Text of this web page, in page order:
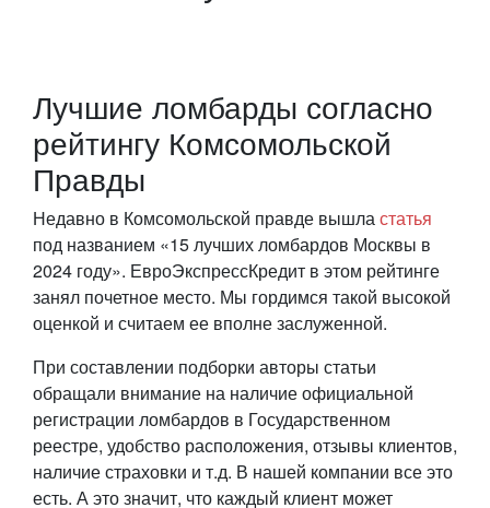
Лучшие ломбарды согласно
рейтингу Комсомольской
Правды
Недавно в Комсомольской правде вышластатья
под названием «15 лучших ломбардов Москвы в
2024 году». ЕвроЭкспрессКредит в этом рейтинге
занял почетное место. Мы гордимся такой высокой
оценкой и считаем ее вполне заслуженной.
При составлении подборки авторы статьи
обращали внимание на наличие официальной
регистрации ломбардов в Государственном
реестре, удобство расположения, отзывы клиентов,
наличие страховки и т.д. В нашей компании все это
есть. А это значит, что каждый клиент может